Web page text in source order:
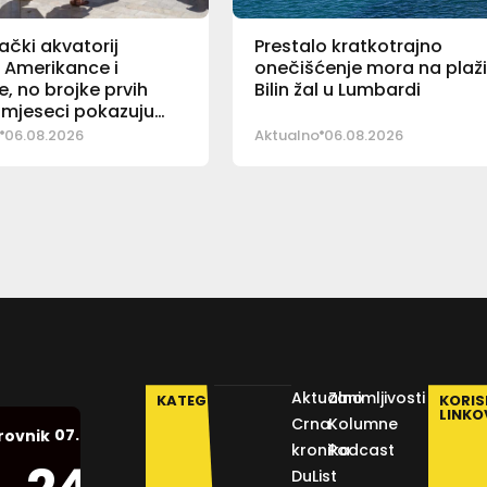
akvatorij
i
no brojke prvih
pokazuju
06.08.2026
Prestalo kratkotrajno
onečišćenje mora na plaži
Bilin žal u Lumbardi
Aktualno 06.08.2026
07.08.2026.
Humidity:
KATEGORIJE
Aktualno
Crna
kronika
DuList
Zanimljivosti
Kolumne
Podcast